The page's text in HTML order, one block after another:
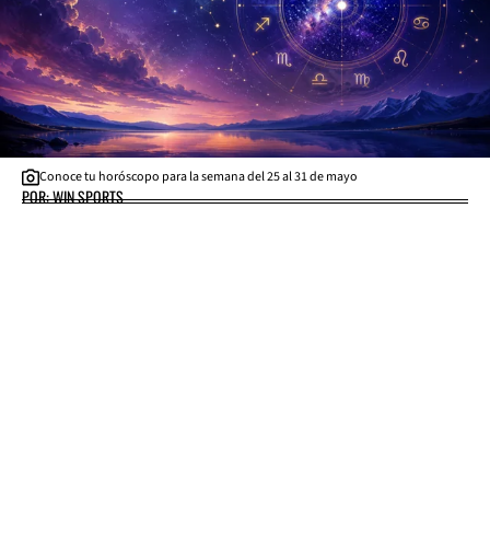
Conoce tu horóscopo para la semana del 25 al 31 de mayo
POR: WIN SPORTS